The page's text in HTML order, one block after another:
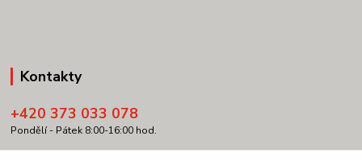
Kontakty
+420 373 033 078
Pondělí - Pátek 8:00-16:00 hod.